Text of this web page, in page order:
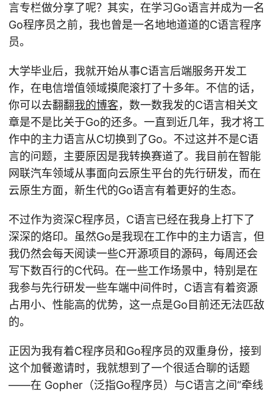
言专栏做分享了呢？其实，在学习Go语言并成为一名
Go程序员之前，我也曾是一名地地道道的C语言程序
员。
大学毕业后，我就开始从事C语言后端服务开发工
作，在电信增值领域摸爬滚打了十多年。不信的话，
你可以去翻翻我的博客，数一数我发的C语言相关文
章是不是比关于Go的还多。一直到近几年，我才将工
作中的主力语言从C切换到了Go。不过这并不是C语
言的问题，主要原因是我转换赛道了。我目前在智能
网联汽车领域从事面向云原生平台的先行研发，而在
云原生方面，新生代的Go语言有着更好的生态。
不过作为资深C程序员，C语言已经在我身上打下了
深深的烙印。虽然Go是我现在工作中的主力语言，但
我仍然会每天阅读一些C开源项目的源码，每周还会
写下数百行的C代码。在一些工作场景中，特别是在
我参与先行研发一些车端中间件时，C语言有着资源
占用小、性能高的优势，这一点是Go目前还无法匹敌
的。
正因为我有着C程序员和Go程序员的双重身份，接到
这个加餐邀请时，我就想到了一个很适合聊的话题
——在 Gopher（泛指Go程序员）与C语言之间“牵线